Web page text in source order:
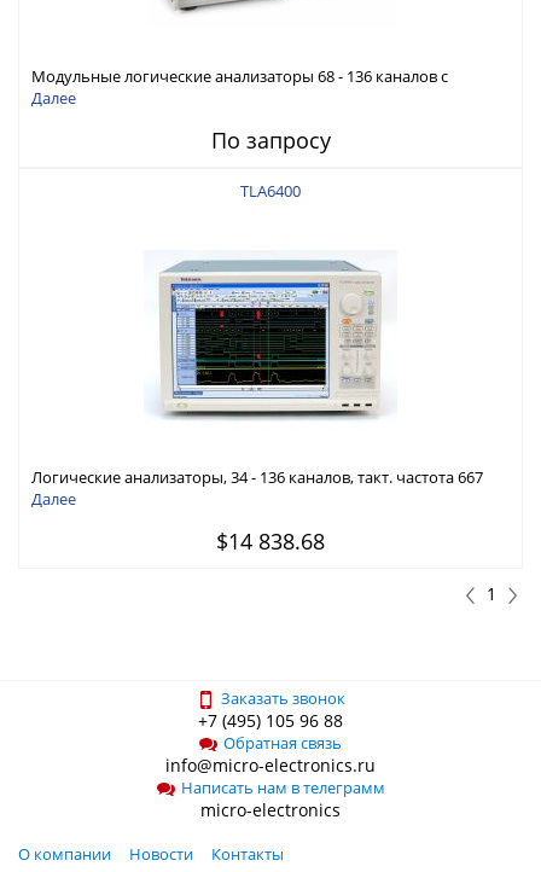
Модульные логические анализаторы 68 - 136 каналов с
поддержкой расширения 6528 каналов , 512 МБ длина записи,
Далее
По запросу
TLA6400
Логические анализаторы, 34 - 136 каналов, такт. частота 667
МГц, 25 ГГц синхр., 40 пс разрешение
Далее
$14 838.68
1
Заказать звонок
+7 (495) 105 96 88
Обратная связь
info@micro-electronics.ru
Написать нам в телеграмм
micro-electronics
О компании Новости Контакты